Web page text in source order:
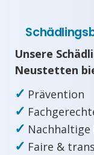
Unsere
Neustetten
✓ Prävention
✓
✓ Nachhaltige
✓ Faire &